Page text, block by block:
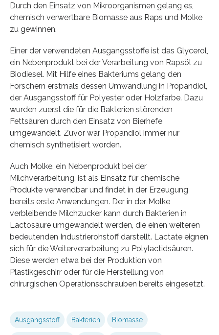
Durch den Einsatz von Mikroorganismen gelang es,
chemisch verwertbare Biomasse aus Raps und Molke
zu gewinnen.
Einer der verwendeten Ausgangsstoffe ist das Glycerol,
ein Nebenprodukt bei der Verarbeitung von Rapsöl zu
Biodiesel. Mit Hilfe eines Bakteriums gelang den
Forschern erstmals dessen Umwandlung in Propandiol,
der Ausgangsstoff für Polyester oder Holzfarbe. Dazu
wurden zuerst die für die Bakterien störenden
Fettsäuren durch den Einsatz von Bierhefe
umgewandelt. Zuvor war Propandiol immer nur
chemisch synthetisiert worden.
Auch Molke, ein Nebenprodukt bei der
Milchverarbeitung, ist als Einsatz für chemische
Produkte verwendbar und findet in der Erzeugung
bereits erste Anwendungen. Der in der Molke
verbleibende Milchzucker kann durch Bakterien in
Lactosäure umgewandelt werden, die einen weiteren
bedeutenden Industrierohstoff darstellt. Lactate eignen
sich für die Weiterverarbeitung zu Polylactidsäuren.
Diese werden etwa bei der Produktion von
Plastikgeschirr oder für die Herstellung von
chirurgischen Operationsschrauben bereits eingesetzt.
Ausgangsstoff Bakterien Biomasse